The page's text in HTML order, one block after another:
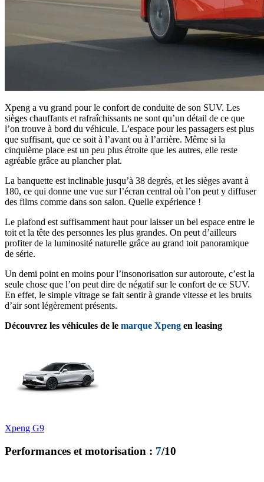
Xpeng a vu grand pour le confort de conduite de son SUV. Les
sièges chauffants et rafraîchissants ne sont qu’un détail de ce que
l’on trouve à bord du véhicule. L’espace pour les passagers est plus
que suffisant, que ce soit à l’avant ou à l’arrière. Même si la
cinquième place est un peu plus étroite que les autres, elle reste
agréable grâce au plancher plat.
La banquette est inclinable jusqu’à 38 degrés, et les sièges avant à
180, ce qui donne une vue sur l’écran central où l’on peut y diffuser
des films comme dans son salon. Quelle expérience !
Le plafond est suffisamment haut pour laisser un bel espace entre le
toit et la tête des personnes les plus grandes. On peut d’ailleurs
profiter de la luminosité naturelle grâce au grand toit panoramique
de série.
Un demi point en moins pour l’insonorisation sur autoroute, c’est la
seule chose que l’on peut dire de négatif sur le confort de ce SUV.
En effet, le simple vitrage se fait sentir à grande vitesse et les bruits
d’air sont légèrement présents.
Découvrez les véhicules de le marque Xpeng en leasing
Xpeng G9
Performances et motorisation : 7/10